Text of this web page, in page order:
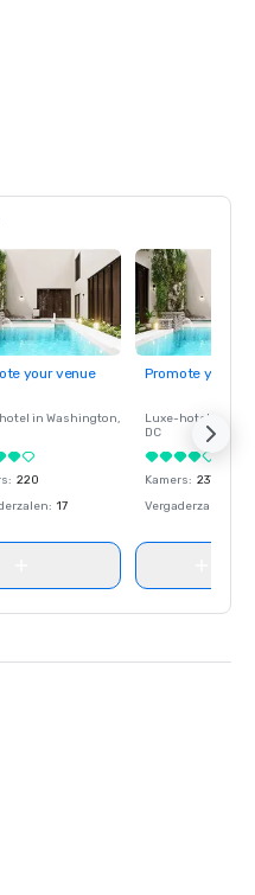
your venue
in Washington,
: 220
: 17
Promote your
Luxe-hotel in
DC
Kamers: 237
Vergaderzalen